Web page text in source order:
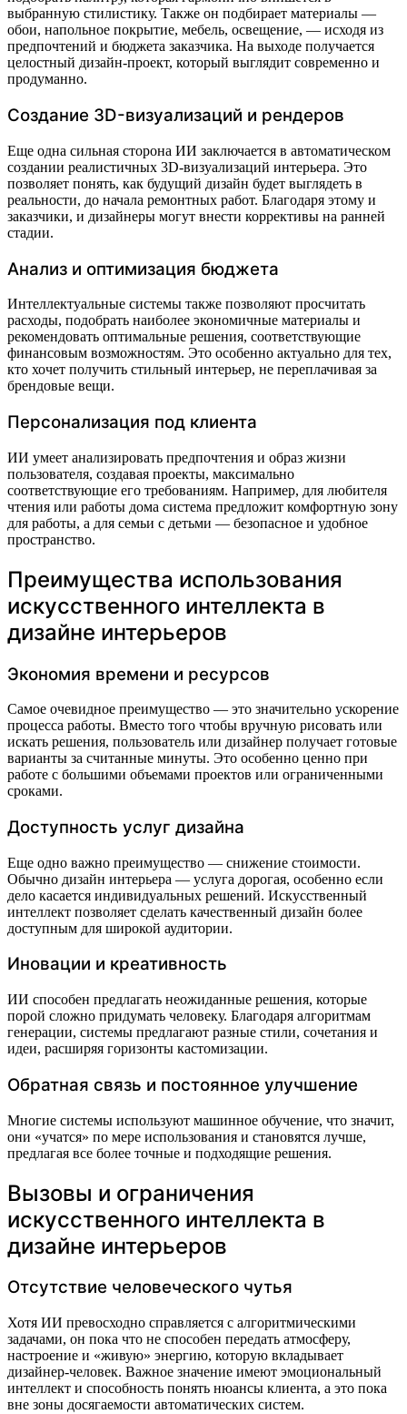
выбранную стилистику. Также он подбирает материалы —
обои, напольное покрытие, мебель, освещение, — исходя из
предпочтений и бюджета заказчика. На выходе получается
целостный дизайн-проект, который выглядит современно и
продуманно.
Создание 3D-визуализаций и рендеров
Еще одна сильная сторона ИИ заключается в автоматическом
создании реалистичных 3D-визуализаций интерьера. Это
позволяет понять, как будущий дизайн будет выглядеть в
реальности, до начала ремонтных работ. Благодаря этому и
заказчики, и дизайнеры могут внести коррективы на ранней
стадии.
Анализ и оптимизация бюджета
Интеллектуальные системы также позволяют просчитать
расходы, подобрать наиболее экономичные материалы и
рекомендовать оптимальные решения, соответствующие
финансовым возможностям. Это особенно актуально для тех,
кто хочет получить стильный интерьер, не переплачивая за
брендовые вещи.
Персонализация под клиента
ИИ умеет анализировать предпочтения и образ жизни
пользователя, создавая проекты, максимально
соответствующие его требованиям. Например, для любителя
чтения или работы дома система предложит комфортную зону
для работы, а для семьи с детьми — безопасное и удобное
пространство.
Преимущества использования
искусственного интеллекта в
дизайне интерьеров
Экономия времени и ресурсов
Самое очевидное преимущество — это значительно ускорение
процесса работы. Вместо того чтобы вручную рисовать или
искать решения, пользователь или дизайнер получает готовые
варианты за считанные минуты. Это особенно ценно при
работе с большими объемами проектов или ограниченными
сроками.
Доступность услуг дизайна
Еще одно важно преимущество — снижение стоимости.
Обычно дизайн интерьера — услуга дорогая, особенно если
дело касается индивидуальных решений. Искусственный
интеллект позволяет сделать качественный дизайн более
доступным для широкой аудитории.
Иновации и креативность
ИИ способен предлагать неожиданные решения, которые
порой сложно придумать человеку. Благодаря алгоритмам
генерации, системы предлагают разные стили, сочетания и
идеи, расширяя горизонты кастомизации.
Обратная связь и постоянное улучшение
Многие системы используют машинное обучение, что значит,
они «учатся» по мере использования и становятся лучше,
предлагая все более точные и подходящие решения.
Вызовы и ограничения
искусственного интеллекта в
дизайне интерьеров
Отсутствие человеческого чутья
Хотя ИИ превосходно справляется с алгоритмическими
задачами, он пока что не способен передать атмосферу,
настроение и «живую» энергию, которую вкладывает
дизайнер-человек. Важное значение имеют эмоциональный
интеллект и способность понять нюансы клиента, а это пока
вне зоны досягаемости автоматических систем.